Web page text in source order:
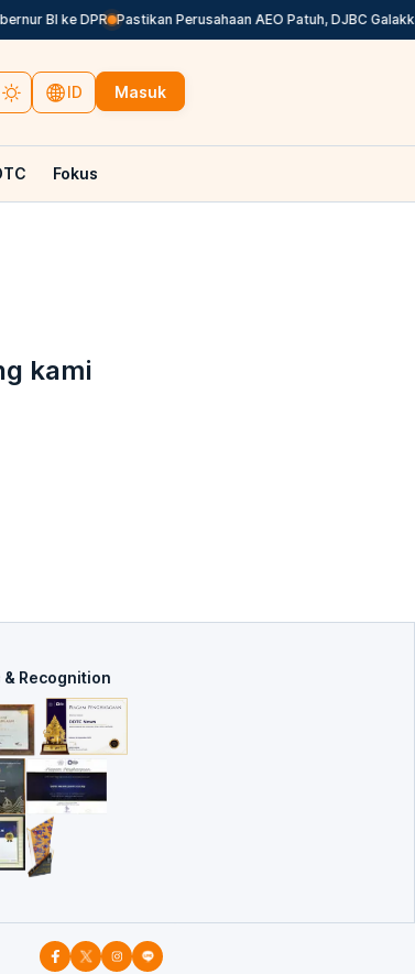
BI ke DPR Pastikan Perusahaan AEO Patuh, DJBC Galakkan
ID Masuk
Fokus
kami
& Recognition